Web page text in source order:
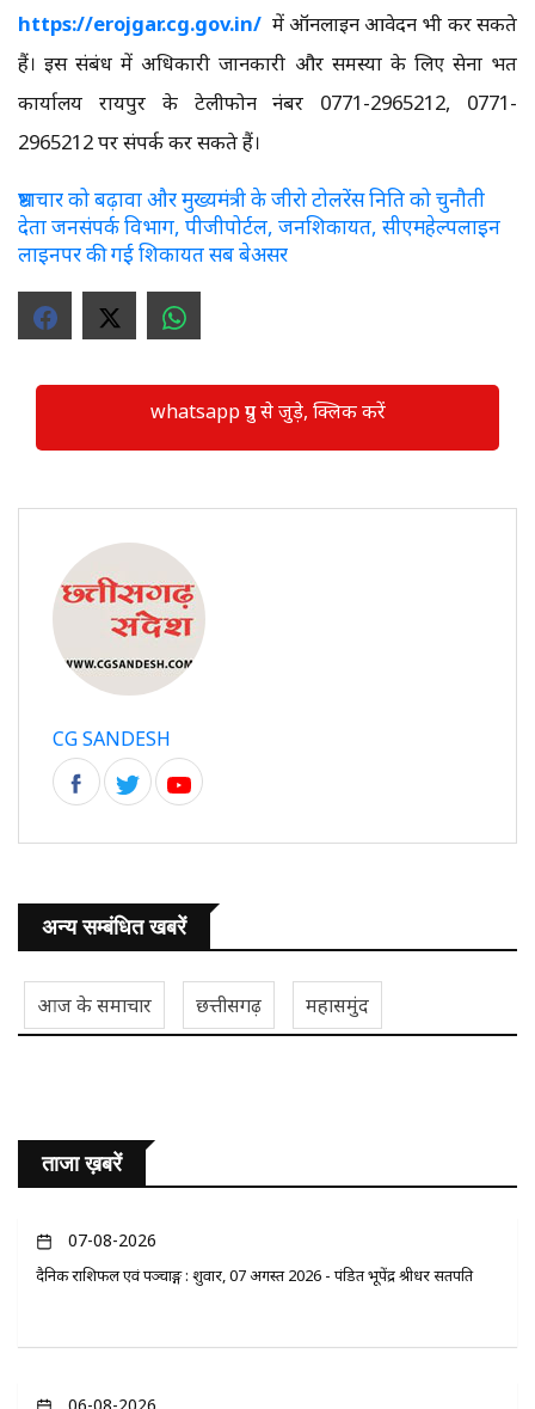
https://erojgar.cg.gov.in/ में ऑनलाइन आवेदन भी कर सकते
हैं। इस संबंध में अधिकारी जानकारी और समस्या के लिए सेना भर्ती
कार्यालय रायपुर के टेलीफोन नंबर 0771-2965212, 0771-
2965212 पर संपर्क कर सकते हैं।
भ्रष्टाचार को बढ़ावा और मुख्यमंत्री के जीरो टोलरेंस निति को चुनौती
देता जनसंपर्क विभाग, पीजीपोर्टल, जनशिकायत, सीएमहेल्पलाइन
लाइनपर की गई शिकायत सब बेअसर
whatsapp ग्रुप से जुड़े, क्लिक करें
CG SANDESH
अन्य सम्बंधित खबरें
आज के समाचार छत्तीसगढ़ महासमुंद
ताजा ख़बरें
07-08-2026
दैनिक राशिफल एवं पञ्चाङ्ग : शुक्रवार, 07 अगस्त 2026 - पंडित भूपेंद्र श्रीधर सतपति